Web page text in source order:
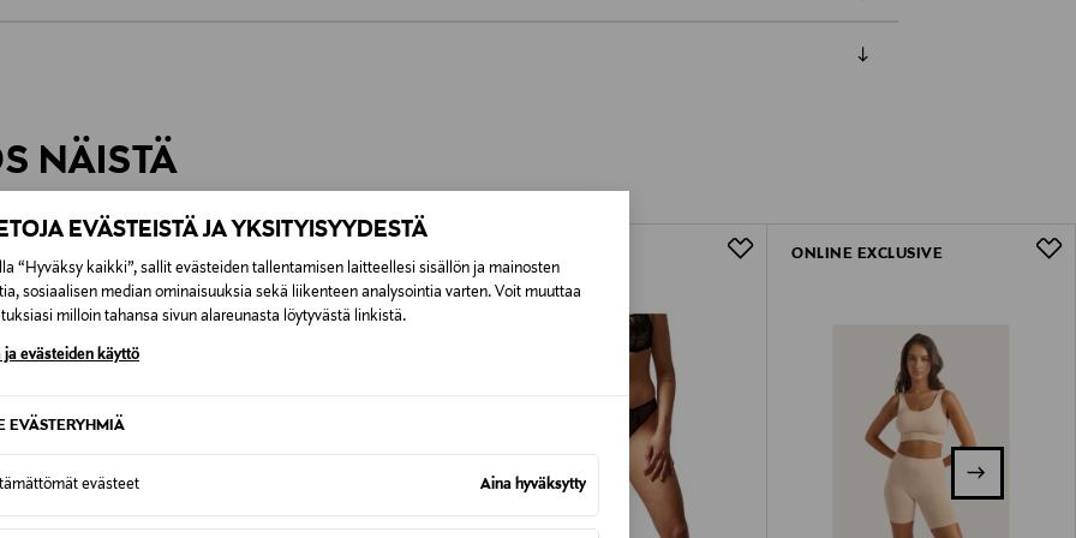
EVÄSTEISTÄ JA YKSITYISYYDESTÄ
“Hyväksy kaikki”, sallit evästeiden tallentamisen laitteellesi sisällön ja mainosten
sosiaalisen median ominaisuuksia sekä liikenteen analysointia varten. Voit muuttaa
milloin tahansa sivun alareunasta löytyvästä linkistä.
ja evästeiden käyttö
EVÄSTERYHMIÄ
evästeet Aina hyväksytty
Alk. 6,90 €, kun toimitus on saatavilla valittuun osoitteeseen.
NÄISTÄ
ONLINE EXCLUSIVE